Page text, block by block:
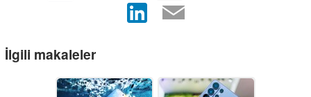
İlgili makaleler